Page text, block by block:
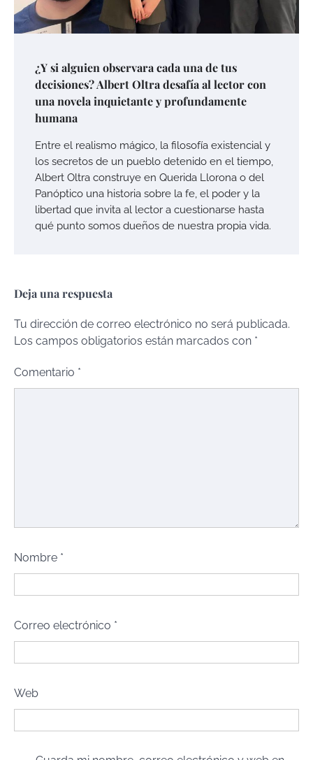
¿Y si alguien observara cada una de tus
decisiones? Albert Oltra desafía al lector con
una novela inquietante y profundamente
humana
Entre el realismo mágico, la filosofía existencial y
los secretos de un pueblo detenido en el tiempo,
Albert Oltra construye en Querida Llorona o del
Panóptico una historia sobre la fe, el poder y la
libertad que invita al lector a cuestionarse hasta
qué punto somos dueños de nuestra propia vida.
Deja una respuesta
Tu dirección de correo electrónico no será publicada.
Los campos obligatorios están marcados con *
Comentario *
Nombre *
Correo electrónico *
Web